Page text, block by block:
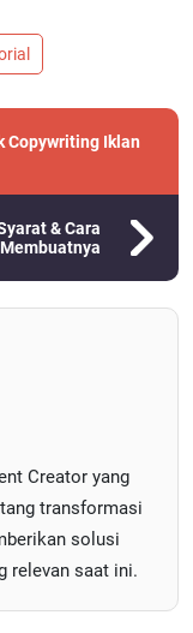
Copywriting Iklan
& Cara
Membuatnya
Creator yang
transformasi
solusi
relevan saat ini.